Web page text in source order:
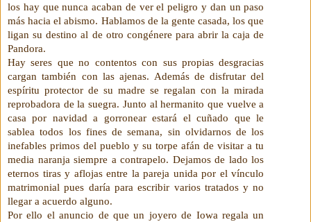
los hay que nunca acaban de ver el peligro y dan un paso
más hacia el abismo. Hablamos de la gente casada, los que
ligan su destino al de otro congénere para abrir la caja de
Pandora.
Hay seres que no contentos con sus propias desgracias
cargan también con las ajenas. Además de disfrutar del
espíritu protector de su madre se regalan con la mirada
reprobadora de la suegra. Junto al hermanito que vuelve a
casa por navidad a gorronear estará el cuñado que le
sablea todos los fines de semana, sin olvidarnos de los
inefables primos del pueblo y su torpe afán de visitar a tu
media naranja siempre a contrapelo. Dejamos de lado los
eternos tiras y aflojas entre la pareja unida por el vínculo
matrimonial pues daría para escribir varios tratados y no
llegar a acuerdo alguno.
Por ello el anuncio de que un joyero de Iowa regala un